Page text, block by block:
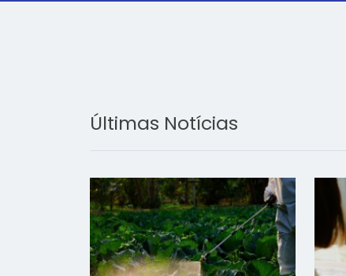
Últimas Notícias